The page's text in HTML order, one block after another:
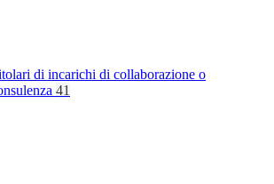
di incarichi di collaborazione o
41